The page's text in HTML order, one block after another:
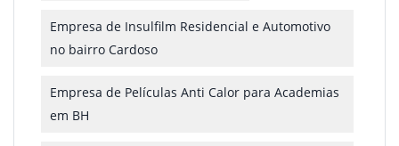
Empresa de Insulfilm Residencial e Automotivo
no bairro Cardoso
Empresa de Películas Anti Calor para Academias
em BH